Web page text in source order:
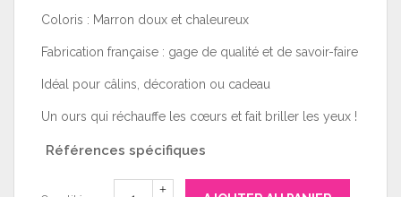
Coloris : Marron doux et chaleureux
Fabrication française : gage de qualité et de savoir-faire
Idéal pour câlins, décoration ou cadeau
Un ours qui réchauffe les cœurs et fait briller les yeux !
Références spécifiques